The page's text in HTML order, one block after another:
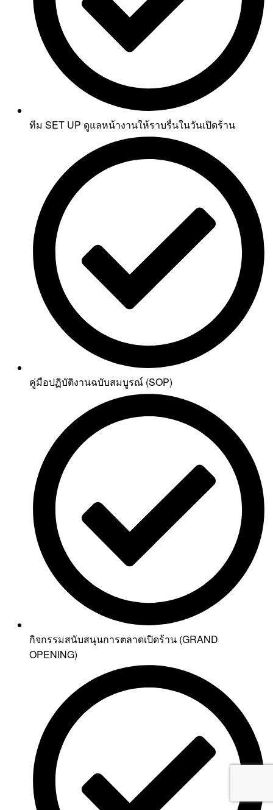
ทีม SET UP ดูแลหน้างานให้ราบรื่นในวันเปิดร้าน
คู่มือปฏิบัติงานฉบับสมบูรณ์ (SOP)
กิจกรรมสนับสนุนการตลาดเปิดร้าน (GRAND
OPENING)